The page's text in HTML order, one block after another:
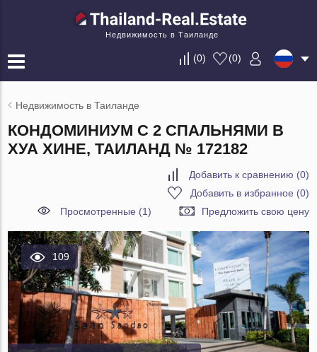
Недвижимость в Таиланде
(0) (0)
Недвижимость в Таиланде
КОНДОМИНИУМ С 2 СПАЛЬНЯМИ В
ХУА ХИНЕ, ТАИЛАНД № 172182
Добавить к сравнению (0)
Добавить в избранное (0)
Просмотренные (1)
Предложить свою цену
109